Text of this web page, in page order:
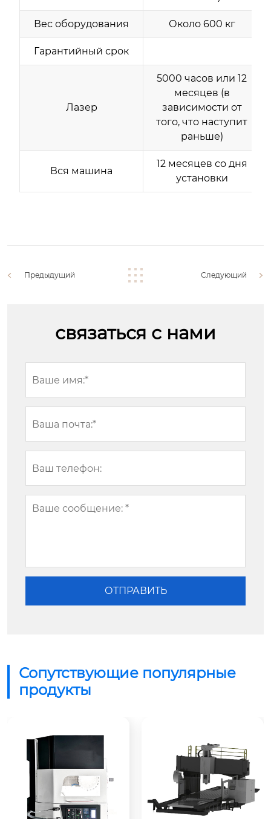
Вес оборудования Около 600 кг
Гарантийный срок
Лазер
5000 часов или 12
месяцев (в
зависимости от
того, что наступит
раньше)
Вся машина
12 месяцев со дня
установки
Предыдущий Следующий
связаться с нами
Сопутствующие популярные
продукты